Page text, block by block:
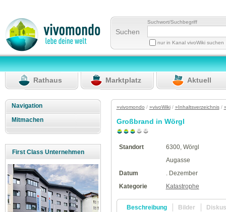
Suchen
Suchwort/Suchbegriff
nur in Kanal vivoWiki suchen
Rathaus Marktplatz Aktuell
Navigation
Mitmachen
First Class Unternehmen
»vivomondo / »vivoWiki/ »Inhaltsverzeichnis/
Großbrand in Wörgl
Standort
6300, Wörgl
Augasse
Datum
. Dezember
Kategorie
Katastrophe
Beschreibung Bilder